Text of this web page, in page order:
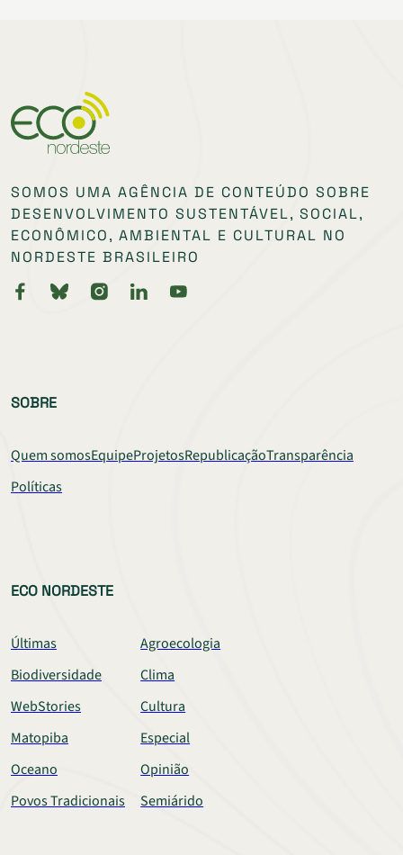
SOMOS UMA AGÊNCIA DE CONTEÚDO SOBRE
DESENVOLVIMENTO SUSTENTÁVEL, SOCIAL,
ECONÔMICO, AMBIENTAL E CULTURAL NO
NORDESTE BRASILEIRO
SOBRE
Quem somosEquipeProjetosRepublicaçãoTransparência
Políticas
ECO NORDESTE
Últimas
Agroecologia
Biodiversidade
Clima
WebStories
Cultura
Matopiba
Especial
Oceano
Opinião
Povos Tradicionais
Semiárido